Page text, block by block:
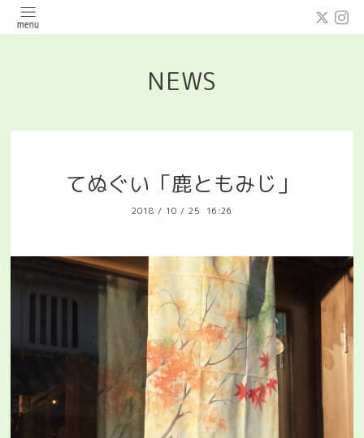
NEWS
てぬぐい「鹿ともみじ」
2018 / 10 / 25 16:26